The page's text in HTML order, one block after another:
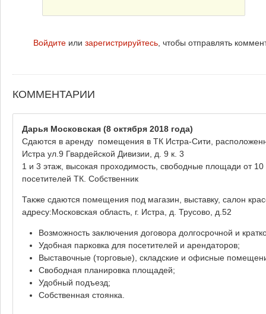
Войдите или зарегистрируйтесь, чтобы отправлять
КОММЕНТАРИИ
Дарья Московская (8 октября 2018 года)
Сдаются в аренду помещения в ТК Истра-Сити,
Истра ул.9 Гвардейской Дивизии, д. 9 к. 3
1 и 3 этаж, высокая проходимость, свободные площади от
посетителей ТК. Собственник
Также сдаются помещения под магазин, выставку, салон
адресу:Московская область, г. Истра, д. Трусово, д.52
Возможность заключения договора долгосрочной и
Удобная парковка для посетителей и арендаторов;
Выставочные (торговые), складские и офисные
Свободная планировка площадей;
Удобный подъезд;
Собственная стоянка.